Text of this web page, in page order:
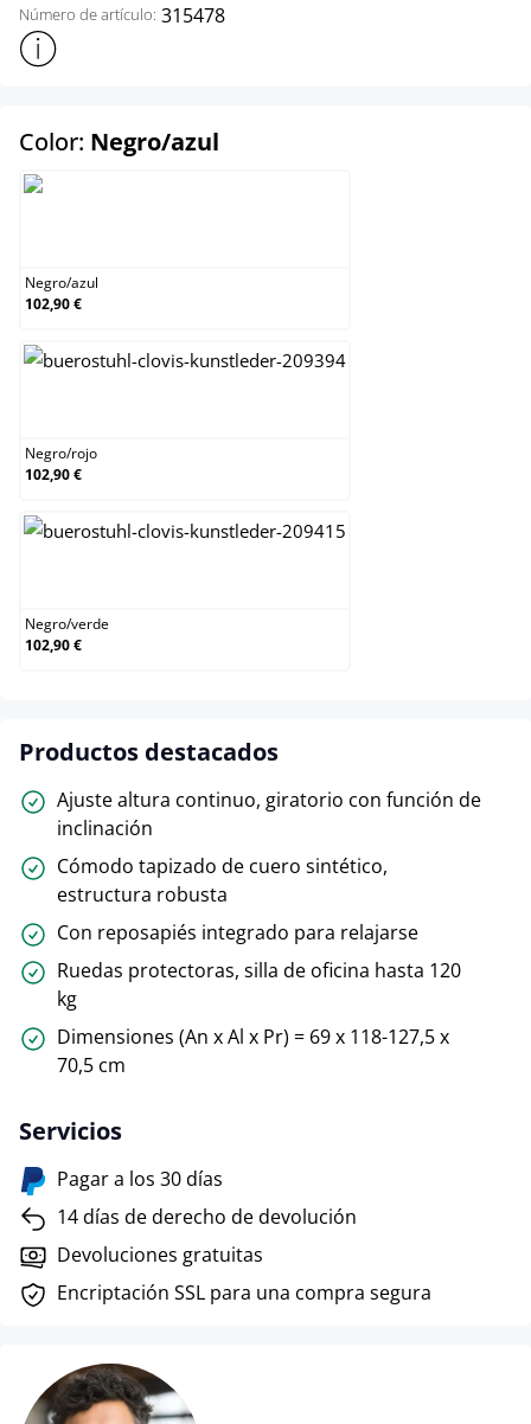
Número de artículo: 315478
Mostrar más información sobre el producto
Color: Negro/azul
Negro/azul
102,90 €
Negro/rojo
102,90 €
Negro/verde
102,90 €
Productos destacados
Ajuste altura continuo, giratorio con función de
inclinación
Cómodo tapizado de cuero sintético,
estructura robusta
Con reposapiés integrado para relajarse
Ruedas protectoras, silla de oficina hasta 120
kg
Dimensiones (An x Al x Pr) = 69 x 118-127,5 x
70,5 cm
Servicios
Pagar a los 30 días
14 días de derecho de devolución
Devoluciones gratuitas
Encriptación SSL para una compra segura